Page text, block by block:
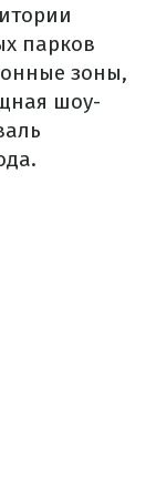
парков
зоны,
шоу-